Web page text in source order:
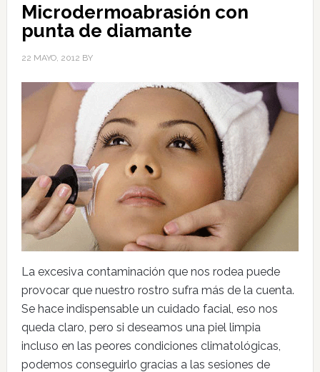
Microdermoabrasión con
punta de diamante
22 MAYO, 2012 BY
La excesiva contaminación que nos rodea puede
provocar que nuestro rostro sufra más de la cuenta.
Se hace indispensable un cuidado facial, eso nos
queda claro, pero si deseamos una piel limpia
incluso en las peores condiciones climatológicas,
podemos conseguirlo gracias a las sesiones de